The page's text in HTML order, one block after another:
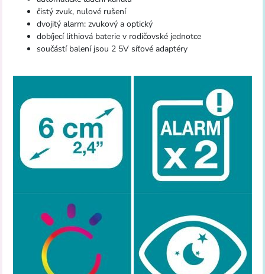
čistý zvuk, nulové rušení
dvojitý alarm: zvukový a optický
dobíjecí lithiová baterie v rodičovské jednotce
součástí balení jsou 2 5V síťové adaptéry